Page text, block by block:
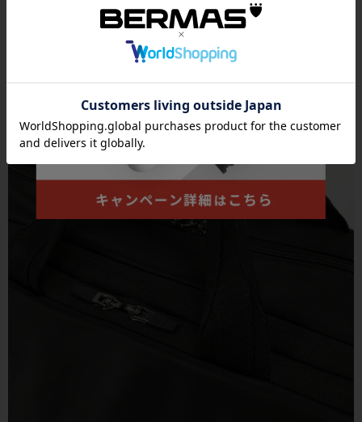
●前ポケットと前面側メインルームのファスナーの引手には握りや
すく持ちやすいジッパープルを付属、操作しやすくスムーズな開閉
を実現。